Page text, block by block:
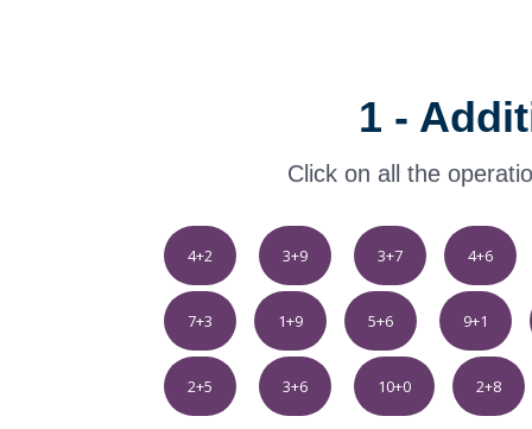
1 -
Click on all the
4+2 3+9 3+7 4+6
7+3 1+9 5+6 9+1
2+5 3+6 10+0 2+8